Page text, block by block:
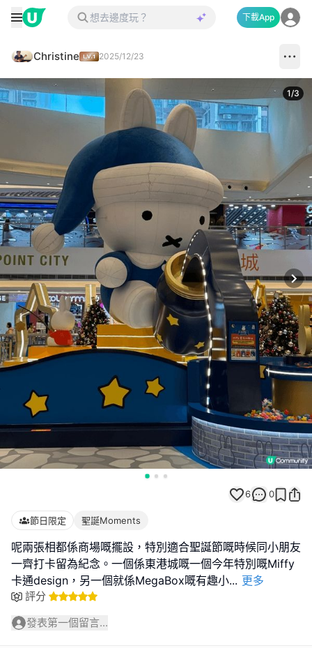
下載App
Christine 2025/12/23
1/3
6 0
節日限定 聖誕Moments
呢兩張相都係商場嘅擺設，特別適合聖誕節嘅時候同小朋友
一齊打卡留為紀念。一個係東港城嘅一個今年特別嘅Miffy
卡通design，另一個就係MegaBox嘅有趣小... 更多
評分
發表第一個留言...